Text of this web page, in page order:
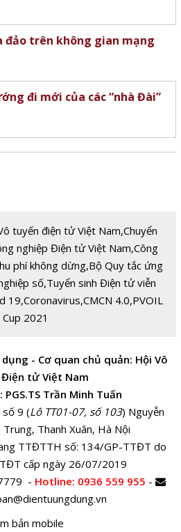
đảo trên không gian mạng
đi mới của các “nhà Đài”
tuyến điện tử Việt Nam,Chuyển
nghiệp Điện tử Việt Nam,Công
phí không dừng,Bộ Quy tắc ứng
số,Tuyển sinh Điện tử viễn
19,Coronavirus,CMCN 4.0,PVOIL
Cup 2021
- Cơ quan chủ quản: Hội Vô
tử Việt Nam
Trần Minh Tuấn
số 9 (Lô TT01-07, số 103) Nguyễn
Trung, Thanh Xuân, Hà Nội
TTĐTTH số: 134/GP-TTĐT do
cấp ngày 26/07/2019
- Hotline: 0936 559 955 -
bản mobile